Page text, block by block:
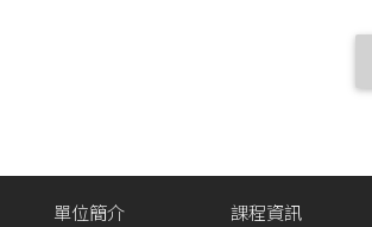
單位簡介 課程資訊